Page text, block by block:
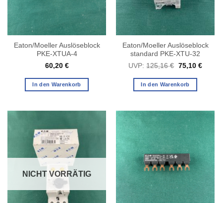
Eaton/Moeller Auslöseblock
PKE-XTUA-4
60,20 €
In den Warenkorb
Eaton/Moeller Auslöseblock
standard PKE-XTU-32
UVP: 125,16€
war:
125,16 €
75,10 €
In den Warenkorb
NICHT VORRÄTIG